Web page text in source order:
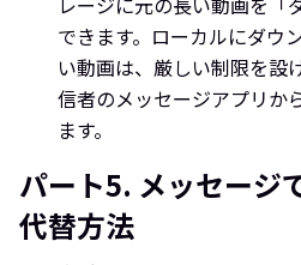
できます。ローカルにダウ
い動画は、厳しい制限を設
信者のメッセージアプリか
ます。
パート5. メッセージ
代替方法